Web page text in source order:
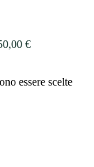
€
essere scelte